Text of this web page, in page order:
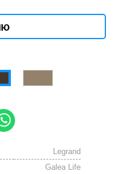
Legrand
Galea Life